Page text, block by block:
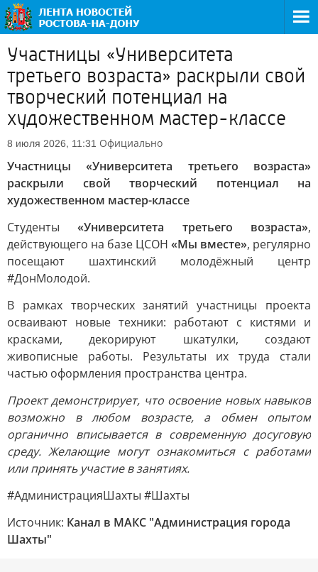
Участницы «Университета
третьего возраста» раскрыли свой
творческий потенциал на
художественном мастер-классе
8 июля 2026, 11:31 Официально
Участницы «Университета третьего возраста»
раскрыли свой творческий потенциал на
художественном мастер-классе
Студенты«Университета третьего возраста»,
действующего на базе ЦСОН «Мы вместе», регулярно
посещают шахтинский молодёжный центр
#ДонМолодой.
В рамках творческих занятий участницы проекта
осваивают новые техники: работают с кистями и
красками, декорируют шкатулки, создают
живописные работы. Результаты их труда стали
частью оформления пространства центра.
Проект демонстрирует, что освоение новых навыков
возможно в любом возрасте, а обмен опытом
органично вписывается в современную досуговую
среду. Желающие могут ознакомиться с работами
или принять участие в занятиях.
#АдминистрацияШахты #Шахты
Источник: Канал в МАКС "Администрация города
Шахты"